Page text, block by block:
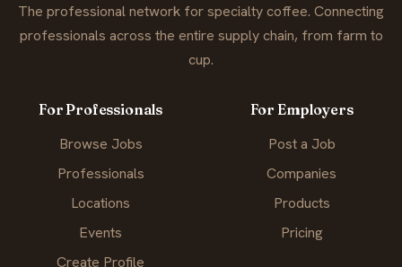
The professional network for specialty coffee. Connecting
professionals across the entire supply chain, from farm to
cup.
For Professionals
Browse Jobs
Professionals
Locations
Events
Create Profile
For Employers
Post a Job
Companies
Products
Pricing